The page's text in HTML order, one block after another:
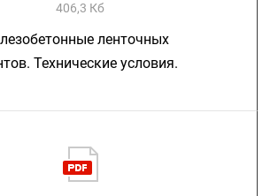
406,3 Кб
ленточных
Технические условия.